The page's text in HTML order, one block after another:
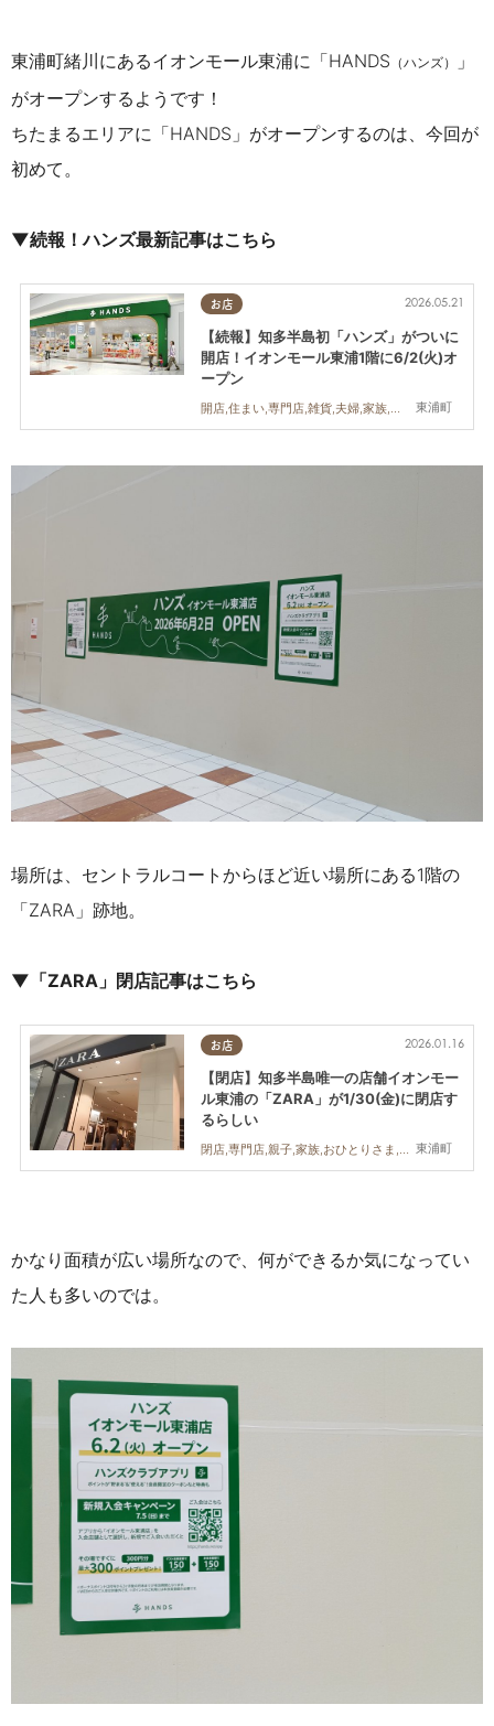
東浦町緒川にあるイオンモール東浦に「HANDS （ハンズ）
」
がオープンするようです！
ちたまるエリアに「HANDS」がオープンするのは、今回が
初めて。
▼続報！ハンズ最新記事はこちら
お店
東浦町
2026.05.21
【続報】知多半島初「ハンズ」がついに
開店！イオンモール東浦1階に6/2(火)オ
ープン
開店,住まい,専門店,雑貨,夫婦,家族,おひとりさま,友人
場所は、セントラルコートからほど近い場所にある1階の
「ZARA」跡地。
▼「ZARA」閉店記事はこちら
お店
東浦町
2026.01.16
【閉店】知多半島唯一の店舗イオンモー
ル東浦の「ZARA」が1/30(金)に閉店す
るらしい
閉店,専門店,親子,家族,おひとりさま,友人
かなり面積が広い場所なので、何ができるか気になってい
た人も多いのでは。